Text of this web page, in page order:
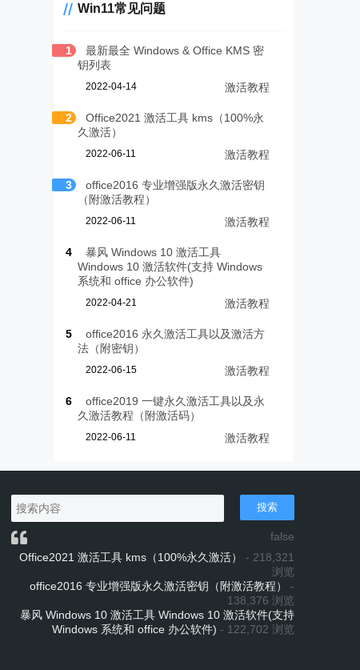
Win11常见问题
1
最新最全 Windows & Office KMS 密
钥列表
2022-04-14 激活教程
2
Office2021 激活工具 kms（100%永
久激活）
2022-06-11 激活教程
3
office2016 专业增强版永久激活密钥
（附激活教程）
2022-06-11 激活教程
4
暴风 Windows 10 激活工具
Windows 10 激活软件(支持 Windows
系统和 office 办公软件)
2022-04-21 激活教程
5
office2016 永久激活工具以及激活方
法（附密钥）
2022-06-15 激活教程
6
office2019 一键永久激活工具以及永
久激活教程（附激活码）
2022-06-11 激活教程
搜索
false
Office2021 激活工具 kms（100%永久激活）
- 218,321
浏览
office2016 专业增强版永久激活密钥（附激活教程）
-
138,376 浏览
暴风 Windows 10 激活工具 Windows 10 激活软件(支持
Windows 系统和 office 办公软件) - 122,702 浏览